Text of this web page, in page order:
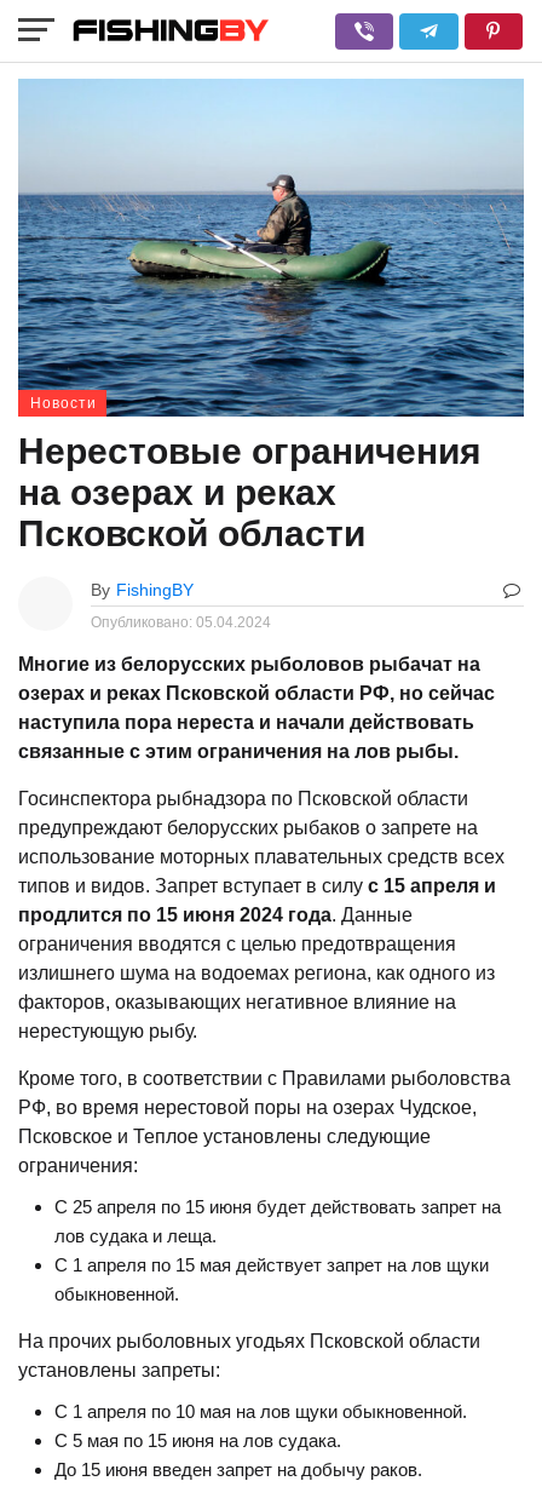
Новости
Нерестовые ограничения
на озерах и реках
Псковской области
By FishingBY
Опубликовано: 05.04.2024
Многие из белорусских рыболовов рыбачат на
озерах и реках Псковской области РФ, но сейчас
наступила пора нереста и начали действовать
связанные с этим ограничения на лов рыбы.
Госинспектора рыбнадзора по Псковской области
предупреждают белорусских рыбаков о запрете на
использование моторных плавательных средств всех
типов и видов. Запрет вступает в силу с 15 апреля и
продлится по 15 июня 2024 года. Данные
ограничения вводятся с целью предотвращения
излишнего шума на водоемах региона, как одного из
факторов, оказывающих негативное влияние на
нерестующую рыбу.
Кроме того, в соответствии с Правилами рыболовства
РФ, во время нерестовой поры на озерах Чудское,
Псковское и Теплое установлены следующие
ограничения:
С 25 апреля по 15 июня будет действовать запрет на
лов судака и леща.
С 1 апреля по 15 мая действует запрет на лов щуки
обыкновенной.
На прочих рыболовных угодьях Псковской области
установлены запреты:
С 1 апреля по 10 мая на лов щуки обыкновенной.
С 5 мая по 15 июня на лов судака.
До 15 июня введен запрет на добычу раков.